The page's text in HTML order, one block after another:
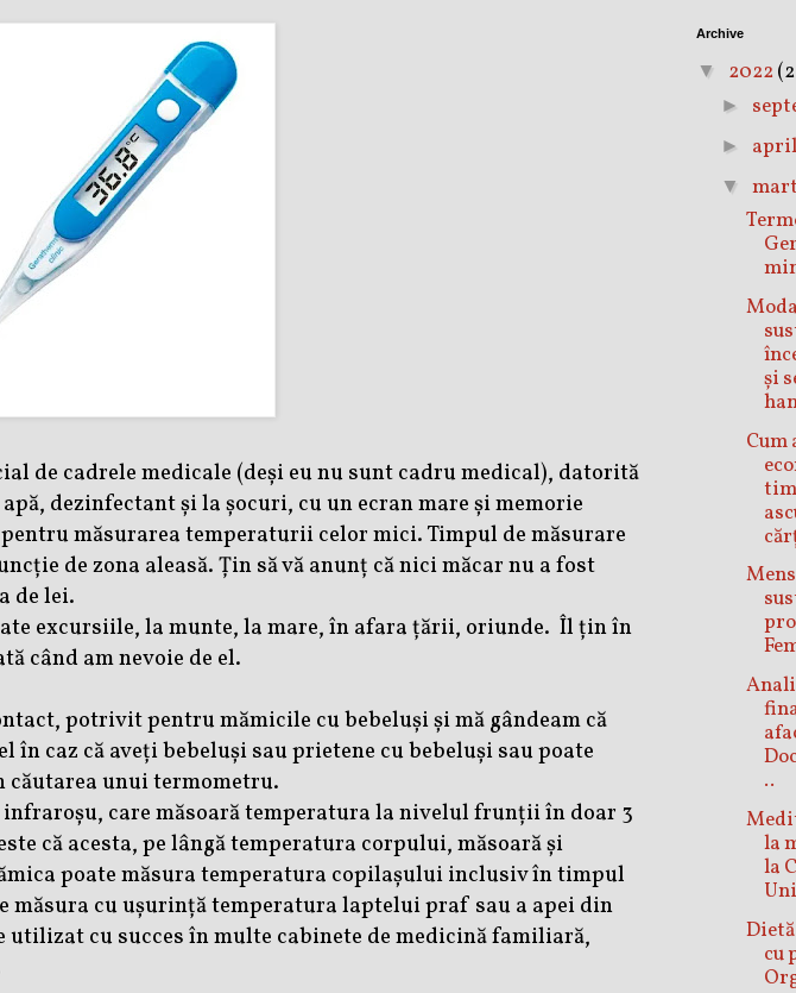
de cadrele medicale (deși eu nu sunt cadru medical), datorită
dezinfectant și la șocuri, cu un ecran mare și memorie
măsurarea temperaturii celor mici. Timpul de măsurare
de zona aleasă.Țin să vă anunț că nici măcar nu a fost
de lei.
excursiile, la munte, la mare, în afara țării, oriunde. Îl țin în
când am nevoie de el.
potrivit pentru mămicile cu bebeluși și mă gândeam că
în caz că aveți bebeluși sau prietene cu bebeluși sau poate
unui termometru.
care măsoară temperatura la nivelul frunții în doar 3
că acesta, pe lângă temperatura corpului, măsoară și
poate măsura temperatura copilașului inclusiv în timpul
măsura cu ușurință temperatura laptelui praf sau a apei din
utilizat cu succes în multe cabinete de medicină familiară,
Archive
▼ 2022
►
►
▼
și
Cum
..
la
la
cu